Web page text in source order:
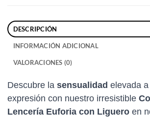
DESCRIPCIÓN
INFORMACIÓN ADICIONAL
VALORACIONES (0)
Descubre la sensualidad elevada
expresión con nuestro irresistible
Lencería Euforia con Liguero en